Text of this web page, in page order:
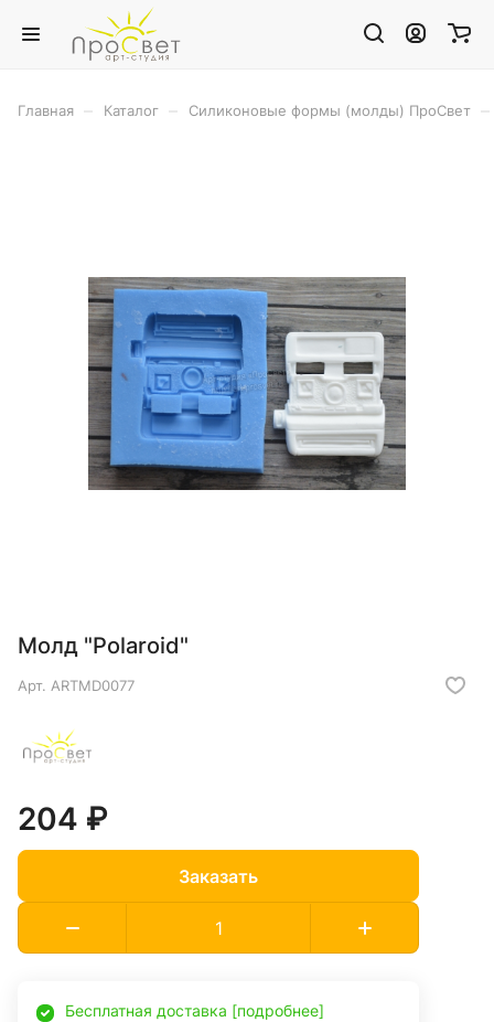
Главная Каталог Силиконовые формы (молды) ПроСвет
Молд "Polaroid"
Арт. ARTMD0077
204 ₽
Заказать
Бесплатная доставка [подробнее]